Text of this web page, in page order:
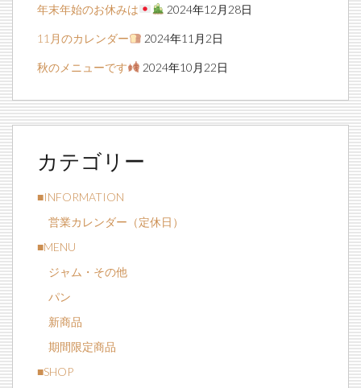
年末年始のお休みは 2024年12月28日
11月のカレンダー 2024年11月2日
秋のメニューです 2024年10月22日
カテゴリー
■INFORMATION
営業カレンダー（定休日）
■MENU
ジャム・その他
パン
新商品
期間限定商品
■SHOP